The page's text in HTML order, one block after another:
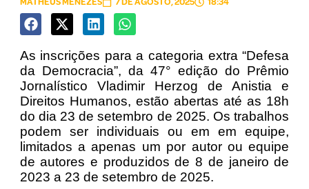
As inscrições para a categoria extra “Defesa
da Democracia”, da 47° edição do Prêmio
Jornalístico Vladimir Herzog de Anistia e
Direitos Humanos, estão abertas até as 18h
do dia 23 de setembro de 2025. Os trabalhos
podem ser individuais ou em em equipe,
limitados a apenas um por autor ou equipe
de autores e produzidos de 8 de janeiro de
2023 a 23 de setembro de 2025.